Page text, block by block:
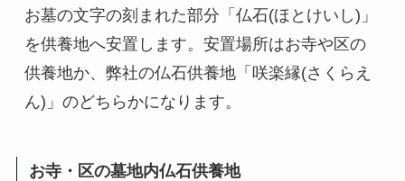
お墓の文字の刻まれた部分「仏石(ほとけいし)」
を供養地へ安置します。安置場所はお寺や区の
供養地か、弊社の仏石供養地「咲楽縁(さくらえ
ん)」のどちらかになります。
お寺・区の墓地内仏石供養地